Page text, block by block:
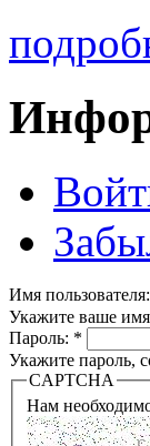
Имя пользователя:
Укажите ваше
Пароль: *
Укажите пароль,
CAPTCHA
Нам